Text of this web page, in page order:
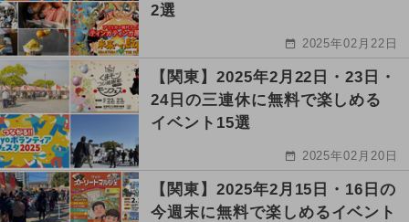
2選
2025年02月22日
【関東】2025年2月22日・23日・
24日の三連休に無料で楽しめる
イベント15選
2025年02月20日
【関東】2025年2月15日・16日の
今週末に無料で楽しめるイベント